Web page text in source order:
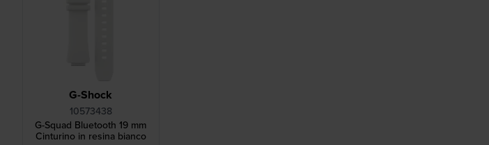
G-Shock
10573438
G-Squad Bluetooth 19 mm
Cinturino in resina bianco